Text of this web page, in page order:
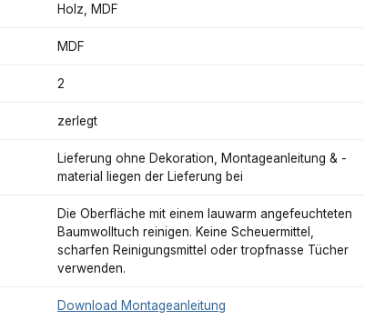
Holz, MDF
MDF
2
zerlegt
Lieferung ohne Dekoration, Montageanleitung & -
material liegen der Lieferung bei
Die Oberfläche mit einem lauwarm angefeuchteten
Baumwolltuch reinigen. Keine Scheuermittel,
scharfen Reinigungsmittel oder tropfnasse Tücher
verwenden.
Download Montageanleitung